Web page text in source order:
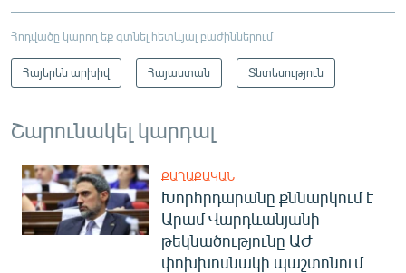
Հոդվածը կարող եք գտնել հետևյալ բաժիններում
Հայերեն արխիվ Հայաստան Տնտեսություն
Շարունակել կարդալ
ՔԱՂԱՔԱԿԱՆ
Խորհրդարանը քննարկում է
Արամ Վարդևանյանի
թեկնածությունը ԱԺ
փոխխոսնակի պաշտոնում